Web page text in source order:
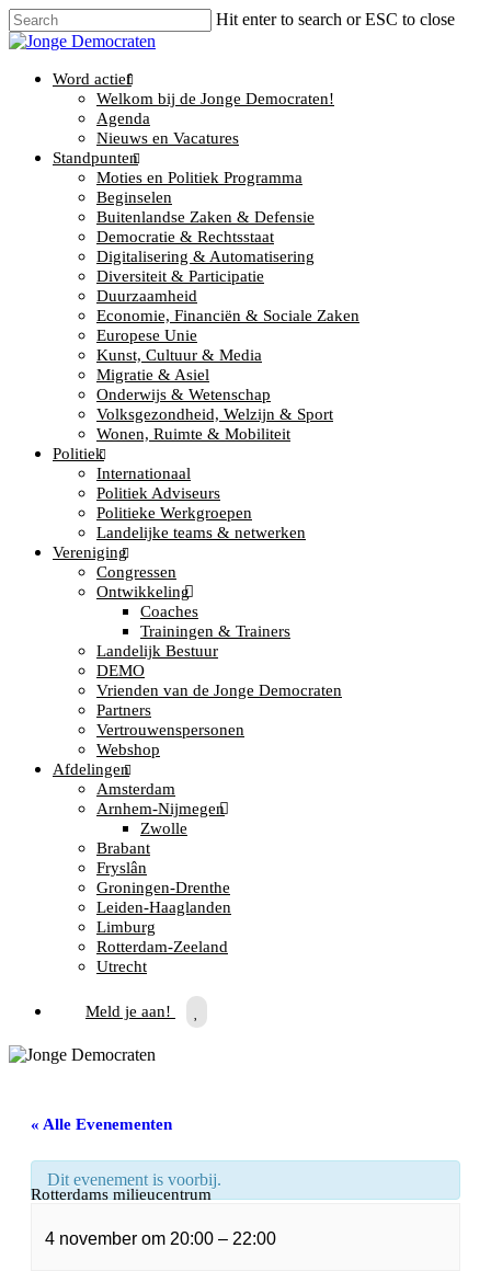
Hit enter to search or ESC to close
Word actief
Welkom bij de Jonge Democraten!
Agenda
Nieuws en Vacatures
Standpunten
Moties en Politiek Programma
Beginselen
Buitenlandse Zaken & Defensie
Democratie & Rechtsstaat
Digitalisering & Automatisering
Diversiteit & Participatie
Duurzaamheid
Economie, Financiën & Sociale Zaken
Europese Unie
Kunst, Cultuur & Media
Migratie & Asiel
Onderwijs & Wetenschap
Volksgezondheid, Welzijn & Sport
Wonen, Ruimte & Mobiliteit
Politiek
Internationaal
Politiek Adviseurs
Politieke Werkgroepen
Landelijke teams & netwerken
Vereniging
Congressen
Ontwikkeling
Coaches
Trainingen & Trainers
Landelijk Bestuur
DEMO
Vrienden van de Jonge Democraten
Partners
Vertrouwenspersonen
Webshop
Afdelingen
Amsterdam
Arnhem-Nijmegen
Zwolle
Brabant
Fryslân
Groningen-Drenthe
Leiden-Haaglanden
Limburg
Rotterdam-Zeeland
Utrecht
Meld je aan!
« Alle Evenementen
Dit evenement is voorbij.
Rotterdams milieucentrum
4 november om 20:00 – 22:00